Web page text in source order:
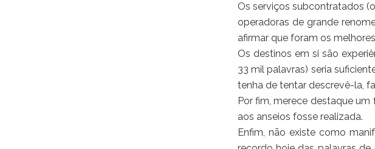
Os serviços subcontratados
operadoras de grande
afirmar que foram os
Os destinos em si são
33 mil palavras) seria
tenha de tentar descrevê-la,
Por fim, merece destaque
aos anseios fosse realizada.
Enfim, não existe como